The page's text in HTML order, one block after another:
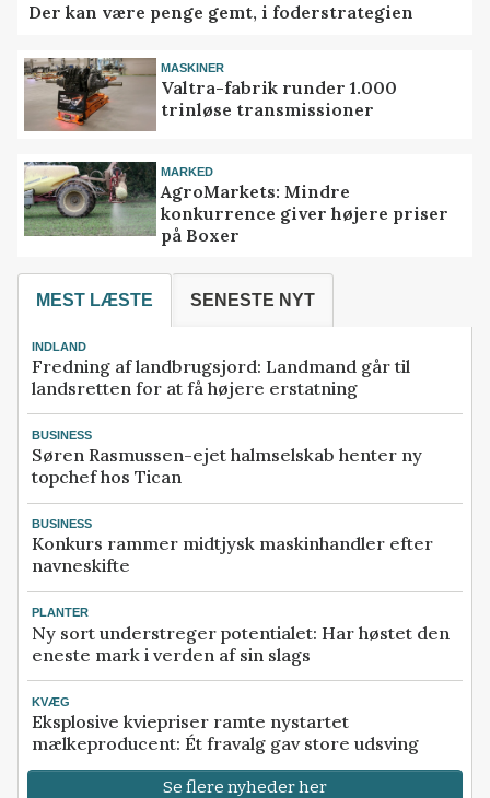
Der kan være penge gemt, i foderstrategien
MASKINER
Valtra-fabrik runder 1.000
trinløse transmissioner
MARKED
AgroMarkets: Mindre
konkurrence giver højere priser
på Boxer
MEST LÆSTE SENESTE NYT
INDLAND
Fredning af landbrugsjord: Landmand går til
landsretten for at få højere erstatning
BUSINESS
Søren Rasmussen-ejet halmselskab henter ny
topchef hos Tican
BUSINESS
Konkurs rammer midtjysk maskinhandler efter
navneskifte
PLANTER
Ny sort understreger potentialet: Har høstet den
eneste mark i verden af sin slags
KVÆG
Eksplosive kviepriser ramte nystartet
mælkeproducent: Ét fravalg gav store udsving
Se flere nyheder her